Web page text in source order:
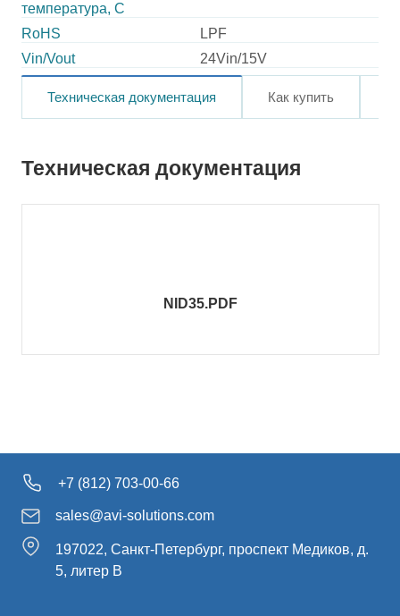
температура, C
RoHS
LPF
Vin/Vout
24Vin/15V
Техническая документация Как купить
Техническая документация
NID35.PDF
+7 (812) 703-00-66
sales@avi-solutions.com
197022, Санкт-Петербург, проспект Медиков, д.
5, литер В